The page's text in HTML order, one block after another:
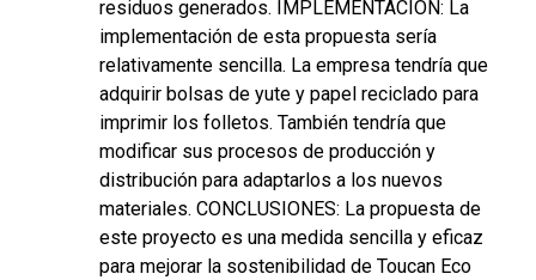
residuos generados. IMPLEMENTACIÓN: La
implementación de esta propuesta sería
relativamente sencilla. La empresa tendría que
adquirir bolsas de yute y papel reciclado para
imprimir los folletos. También tendría que
modificar sus procesos de producción y
distribución para adaptarlos a los nuevos
materiales. CONCLUSIONES: La propuesta de
este proyecto es una medida sencilla y eficaz
para mejorar la sostenibilidad de Toucan Eco